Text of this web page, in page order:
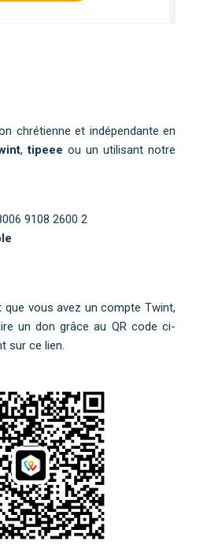
chrétienne et indépendante en
,tipeee ou un utilisant notre
9108 2600 2
vous avez un compte Twint,
un don grâce au QR code ci-
sur ce lien.